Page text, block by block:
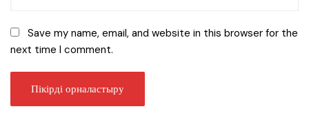
Save my name, email, and website in this browser for the
next time I comment.